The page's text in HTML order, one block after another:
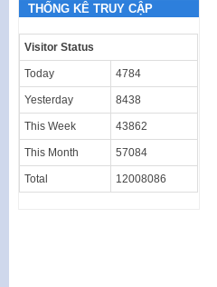
THỐNG KÊ TRUY CẬP
Visitor Status
Today 4784
Yesterday 8438
This Week 43862
This Month 57084
Total 12008086